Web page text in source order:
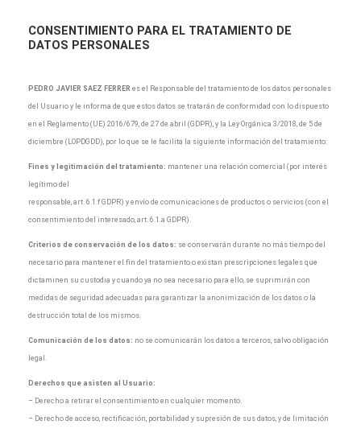
CONSENTIMIENTO PARA EL TRATAMIENTO DE
DATOS PERSONALES
PEDRO JAVIER SAEZ FERRER es el Responsable del tratamiento de los datos personales
del Usuario y le informa de que estos datos se tratarán de conformidad con lo dispuesto
en el Reglamento (UE) 2016/679, de 27 de abril (GDPR), y la Ley Orgánica 3/2018, de 5 de
diciembre (LOPDGDD), por lo que se le facilita la siguiente información del tratamiento:
Fines y legitimación del tratamiento: mantener una relación comercial (por interés
legítimo del
responsable, art. 6.1.f GDPR) y envío de comunicaciones de productos o servicios (con el
consentimiento del interesado, art. 6.1.a GDPR).
Criterios de conservación de los datos: se conservarán durante no más tiempo del
necesario para mantener el fin del tratamiento o existan prescripciones legales que
dictaminen su custodia y cuando ya no sea necesario para ello, se suprimirán con
medidas de seguridad adecuadas para garantizar la anonimización de los datos o la
destrucción total de los mismos.
Comunicación de los datos: no se comunicarán los datos a terceros, salvo obligación
legal.
Derechos que asisten al Usuario:
– Derecho a retirar el consentimiento en cualquier momento.
– Derecho de acceso, rectificación, portabilidad y supresión de sus datos, y de limitación